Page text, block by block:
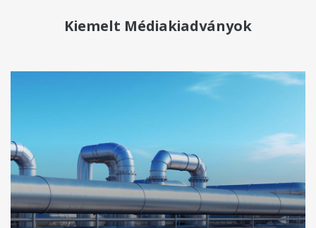
Kiemelt Médiakiadványok